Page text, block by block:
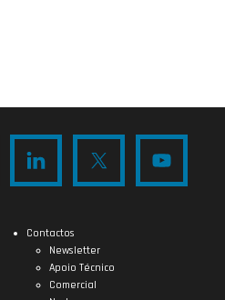
Contactos
Newsletter
Apoio Técnico
Comercial